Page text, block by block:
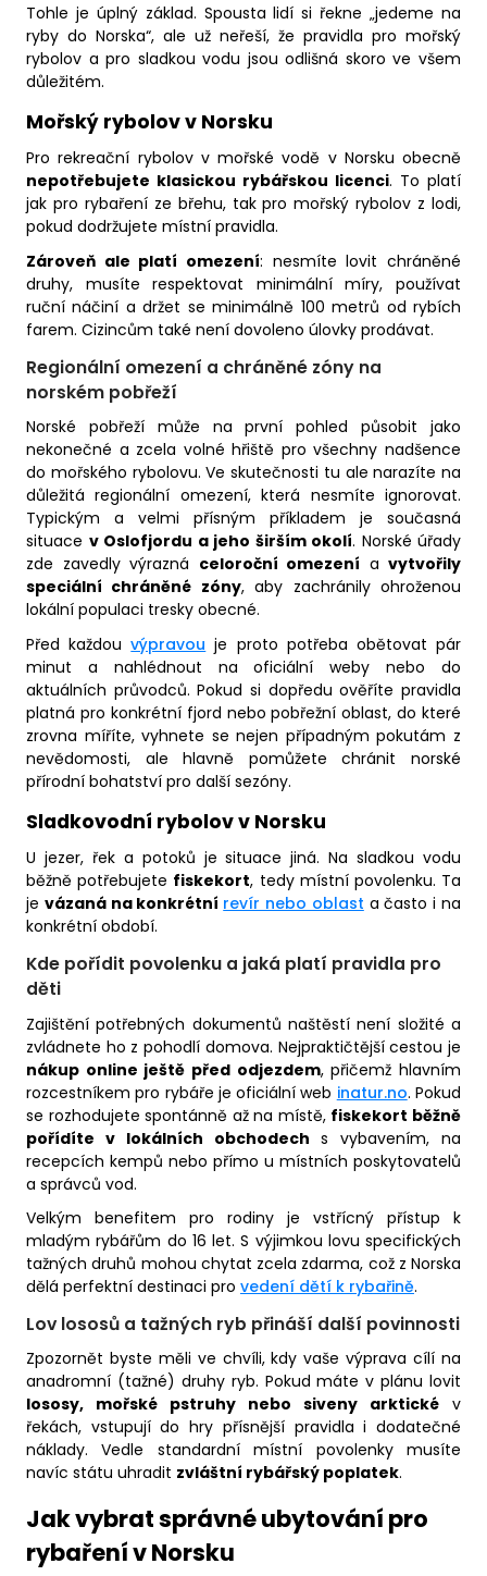
Tohle je úplný základ. Spousta lidí si řekne „jedeme na
ryby do Norska“, ale už neřeší, že pravidla pro mořský
rybolov a pro sladkou vodu jsou odlišná skoro ve všem
důležitém.
Mořský rybolov v Norsku
Pro rekreační rybolov v mořské vodě v Norsku obecně
nepotřebujete klasickou rybářskou licenci. To platí
jak pro rybaření ze břehu, tak pro mořský rybolov z lodi,
pokud dodržujete místní pravidla.
Zároveň ale platí omezení: nesmíte lovit chráněné
druhy, musíte respektovat minimální míry, používat
ruční náčiní a držet se minimálně 100 metrů od rybích
farem. Cizincům také není dovoleno úlovky prodávat.
Regionální omezení a chráněné zóny na
norském pobřeží
Norské pobřeží může na první pohled působit jako
nekonečné a zcela volné hřiště pro všechny nadšence
do mořského rybolovu. Ve skutečnosti tu ale narazíte na
důležitá regionální omezení, která nesmíte ignorovat.
Typickým a velmi přísným příkladem je současná
situace v Oslofjordu a jeho širším okolí. Norské úřady
zde zavedly výrazná celoroční omezení a vytvořily
speciální chráněné zóny, aby zachránily ohroženou
lokální populaci tresky obecné.
Před každouvýpravou je proto potřeba obětovat pár
minut a nahlédnout na oficiální weby nebo do
aktuálních průvodců. Pokud si dopředu ověříte pravidla
platná pro konkrétní fjord nebo pobřežní oblast, do které
zrovna míříte, vyhnete se nejen případným pokutám z
nevědomosti, ale hlavně pomůžete chránit norské
přírodní bohatství pro další sezóny.
Sladkovodní rybolov v Norsku
U jezer, řek a potoků je situace jiná. Na sladkou vodu
běžně potřebujete fiskekort, tedy místní povolenku. Ta
je vázaná na konkrétní revír nebo oblast a často i na
konkrétní období.
Kde pořídit povolenku a jaká platí pravidla pro
děti
Zajištění potřebných dokumentů naštěstí není složité a
zvládnete ho z pohodlí domova. Nejpraktičtější cestou je
nákup online ještě před odjezdem, přičemž hlavním
rozcestníkem pro rybáře je oficiální web inatur.no. Pokud
se rozhodujete spontánně až na místě, fiskekort běžně
pořídíte v lokálních obchodech s vybavením, na
recepcích kempů nebo přímo u místních poskytovatelů
a správců vod.
Velkým benefitem pro rodiny je vstřícný přístup k
mladým rybářům do 16 let. S výjimkou lovu specifických
tažných druhů mohou chytat zcela zdarma, což z Norska
dělá perfektní destinaci pro vedení dětí k rybařině.
Lov lososů a tažných ryb přináší další povinnosti
Zpozornět byste měli ve chvíli, kdy vaše výprava cílí na
anadromní (tažné) druhy ryb. Pokud máte v plánu lovit
lososy, mořské pstruhy nebo siveny arktické v
řekách, vstupují do hry přísnější pravidla i dodatečné
náklady. Vedle standardní místní povolenky musíte
navíc státu uhradit zvláštní rybářský poplatek.
Jak vybrat správné ubytování pro
rybaření v Norsku